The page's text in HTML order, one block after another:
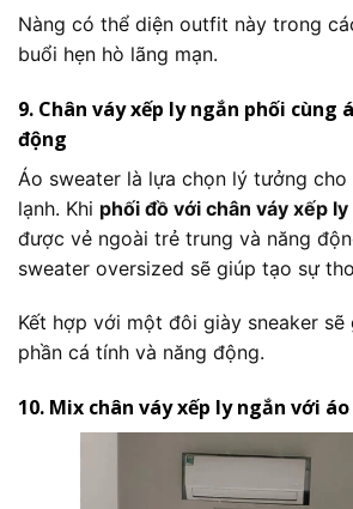
Nàng có thể diện outfit này trong
buổi hẹn hò lãng mạn.
9. Chân váy xếp ly ngắn phối cùng
động
Áo sweater là lựa chọn lý tưởng cho
lạnh. Khi phối đồ với chân váy xếp ly
được vẻ ngoài trẻ trung và năng
sweater oversized sẽ giúp tạo sự
Kết hợp với một đôi giày sneaker sẽ
phần cá tính và năng động.
10. Mix chân váy xếp ly ngắn với